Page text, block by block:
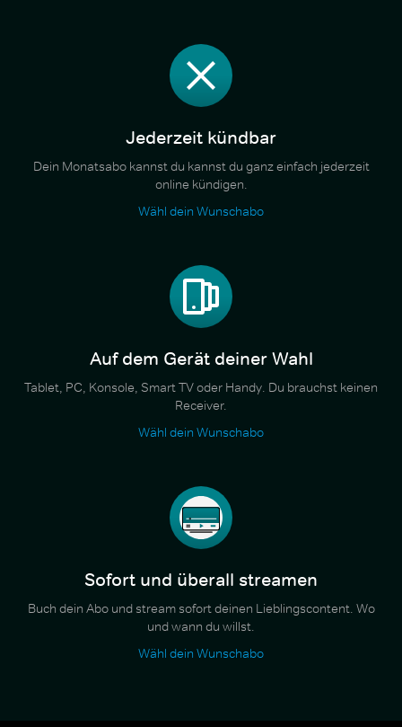
Jederzeit kündbar
Dein Monatsabo kannst du kannst du ganz einfach jederzeit
online kündigen.
Wähl dein Wunschabo
Auf dem Gerät deiner Wahl
Tablet, PC, Konsole, Smart TV oder Handy. Du brauchst keinen
Receiver.
Wähl dein Wunschabo
Sofort und überall streamen
Buch dein Abo und stream sofort deinen Lieblingscontent. Wo
und wann du willst.
Wähl dein Wunschabo